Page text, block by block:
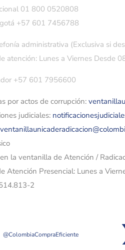
01 800 0520808
+57 601 7456788
administrativa (Exclusiva si
atención: Lunes a Viernes Desde
+57 601 7956600
por actos de corrupción:
judiciales:
la ventanilla de Atención /
Atención Presencial: Lunes a
2
@ColombiaCompraEficiente